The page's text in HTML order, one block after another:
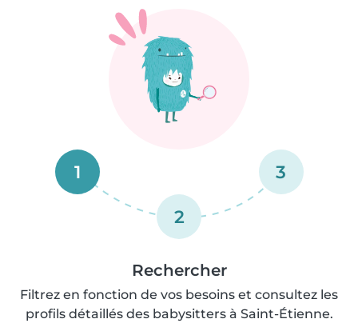
1
2
3
Rechercher
Filtrez en fonction de vos besoins et consultez les
profils détaillés des babysitters à Saint-Étienne.